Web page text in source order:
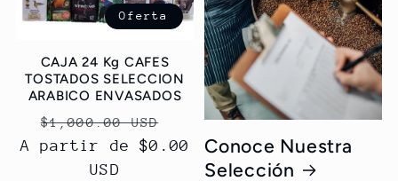
Oferta
CAJA 24 Kg CAFES
TOSTADOS SELECCION
ARABICO ENVASADOS
Precio
habitual
$1,000.00 USD
Precio
de
oferta
A partir de $0.00
USD
Conoce Nuestra
Selección